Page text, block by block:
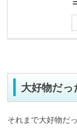
大好物だ
それまで大好物だ